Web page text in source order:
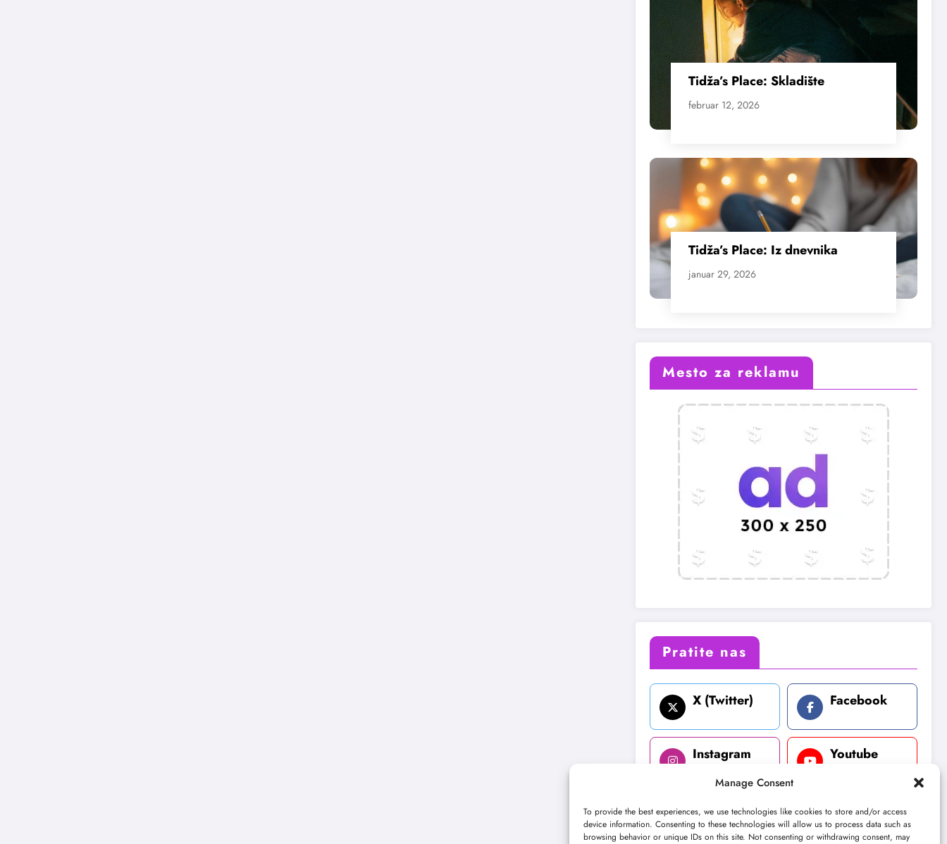
Manage Consent
To provide the best experiences, we use technologies like cookies to store and/or access
device information. Consenting to these technologies will allow us to process data such as
browsing behavior or unique IDs on this site. Not consenting or withdrawing consent, may
Tidža’s Place: Skladište
februar 12, 2026
Tidža’s Place: Iz dnevnika
januar 29, 2026
Mesto za reklamu
Pratite nas
X (Twitter) Facebook
Instagram Youtube
LinkedIn